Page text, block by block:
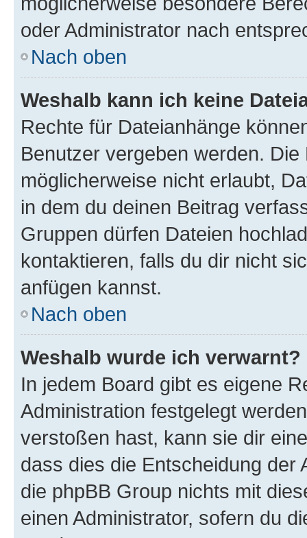
oder Administrator nach
Nach oben
Weshalb kann ich keine
Rechte für Dateianhänge
Benutzer vergeben werden.
möglicherweise nicht erlaubt,
in dem du deinen Beitrag
Gruppen dürfen Dateien
kontaktieren, falls du dir nicht
anfügen kannst.
Nach oben
Weshalb wurde ich verwarnt?
In jedem Board gibt es eigene
Administration festgelegt
verstoßen hast, kann sie dir
dass dies die Entscheidung der
die phpBB Group nichts mit
einen Administrator, sofern du